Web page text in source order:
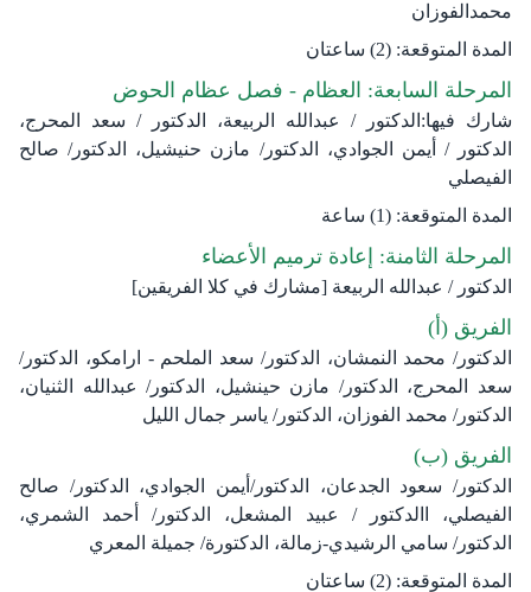
محمدالفوزان
المدة المتوقعة: (2) ساعتان
المرحلة السابعة: العظام - فصل عظام الحوض
شارك فيها:الدكتور / عبدالله الربيعة، الدكتور / سعد المحرج،
الدكتور / أيمن الجوادي، الدكتور/ مازن حنيشيل، الدكتور/ صالح
الفيصلي
المدة المتوقعة: (1) ساعة
المرحلة الثامنة: إعادة ترميم الأعضاء
الدكتور / عبدالله الربيعة [مشارك في كلا الفريقين]
الفريق (أ)
الدكتور/ محمد النمشان، الدكتور/ سعد الملحم - ارامكو، الدكتور/
سعد المحرج، الدكتور/ مازن حينشيل، الدكتور/ عبدالله الثنيان،
الدكتور/ محمد الفوزان، الدكتور/ ياسر جمال الليل
الفريق (ب)
الدكتور/ سعود الجدعان، الدكتور/أيمن الجوادي، الدكتور/ صالح
الفيصلي، االدكتور / عبيد المشعل، الدكتور/ أحمد الشمري،
الدكتور/ سامي الرشيدي-زمالة، الدكتورة/ جميلة المعري
المدة المتوقعة: (2) ساعتان